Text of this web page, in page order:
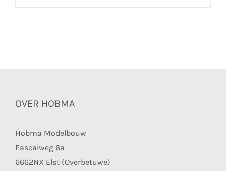
OVER HOBMA
Hobma Modelbouw
Pascalweg 6a
6662NX Elst (Overbetuwe)